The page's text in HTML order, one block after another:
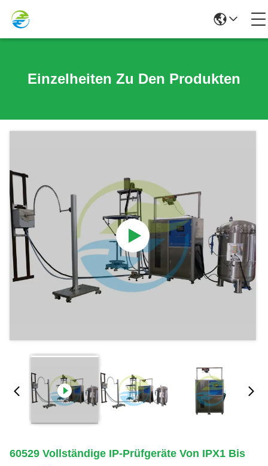
Einzelheiten Zu Den Produkten
60529 Vollständige IP-Prüfgeräte Von IPX1 Bis